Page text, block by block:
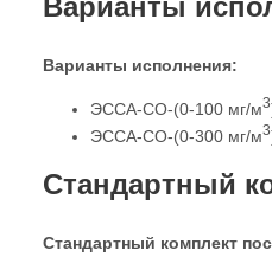
Варианты
Варианты исполнения:
ЭССА-CO-(0-100 мг/м3
ЭССА-CO-(0-300 мг/м3
Стандартный
Стандартный комплект